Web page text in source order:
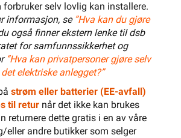
forbruker selv lovlig kan installere.
informasjon, se ”Hva kan du gjøre
også finner ekstern lenke til dsb
for samfunnssikkerhet og
“Hva kan privatpersoner gjøre selv
elektriske anlegget?”
strøm eller batterier (EE-avfall)
til returnår det ikke kan brukes
returnere dette gratis i en av våre
eller andre butikker som selger